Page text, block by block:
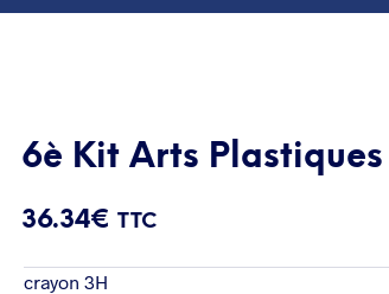
6è Kit Arts Plastiques
36.34€ TTC
crayon 3H